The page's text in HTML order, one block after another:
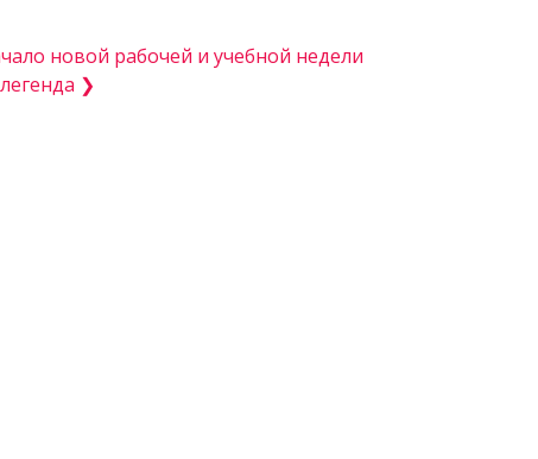
новой рабочей и учебной недели
❯